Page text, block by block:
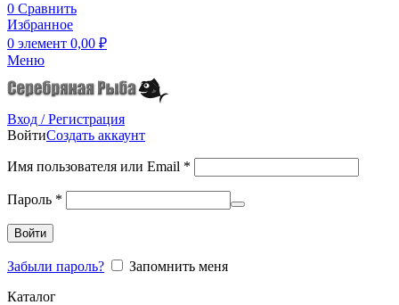
0 Сравнить
Избранное
0 элемент 0,00 ₽
Меню
Вход / Регистрация
ВойтиСоздать аккаунт
Имя пользователя или Email *
Пароль *
Войти
Забыли пароль?
Запомнить меня
Каталог